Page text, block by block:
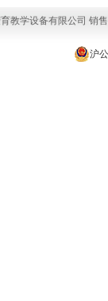
教学设备有限公司 销
沪